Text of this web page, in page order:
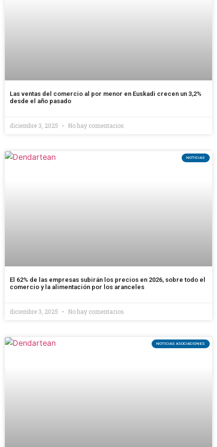
Las ventas del comercio al por menor en Euskadi crecen un 3,2%
desde el año pasado
diciembre 3, 2025 No hay comentarios
NOTICIAS
El 62% de las empresas subirán los precios en 2026, sobre todo el
comercio y la alimentación por los aranceles
diciembre 3, 2025 No hay comentarios
NOTICIAS ASOCIACIONES